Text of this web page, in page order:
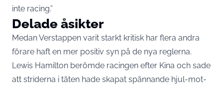
inte racing.”
Delade åsikter
Medan Verstappen varit starkt kritisk har flera andra
förare haft en mer positiv syn på de nya reglerna.
Lewis Hamilton berömde racingen efter Kina och sade
att striderna i täten hade skapat spännande hjul-mot-